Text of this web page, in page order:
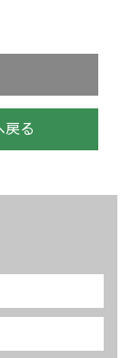
戻る